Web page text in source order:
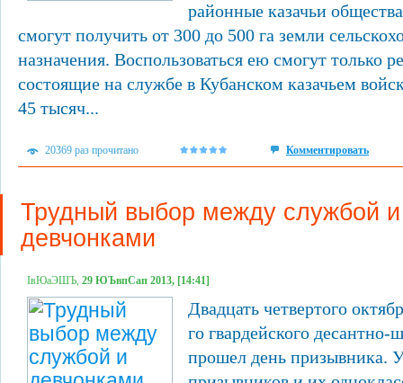
районные казачьи
смогут получить от 300 до 500 га земли
назначения. Воспользоваться ею смогут только
состоящие на службе в Кубанском казачьем
45 тысяч...
20369 раз прочитано Комментировать
Трудный выбор между службой и
девчонками
ІвЮаЭШЪ, 29 ЮЪвпСап 2013, [14:41]
Двадцать четвертого
го гвардейского десантно-
прошел день призывника.